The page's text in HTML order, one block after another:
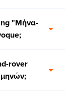
"Μήνα-
rover